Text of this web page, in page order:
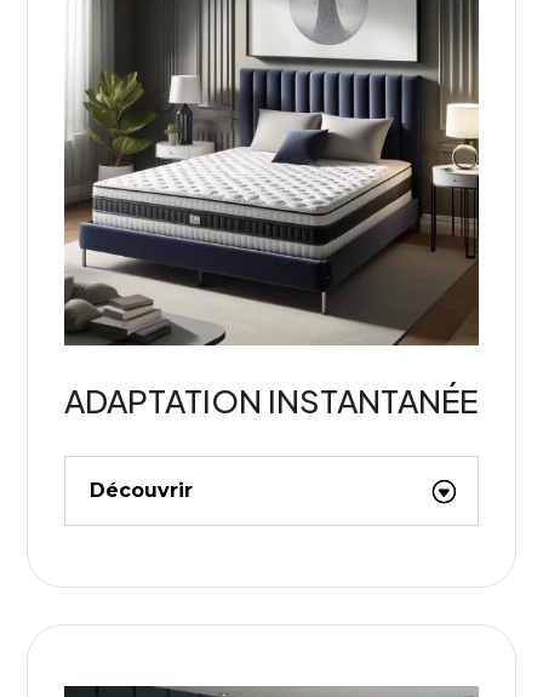
ADAPTATION INSTANTANÉE
Découvrir